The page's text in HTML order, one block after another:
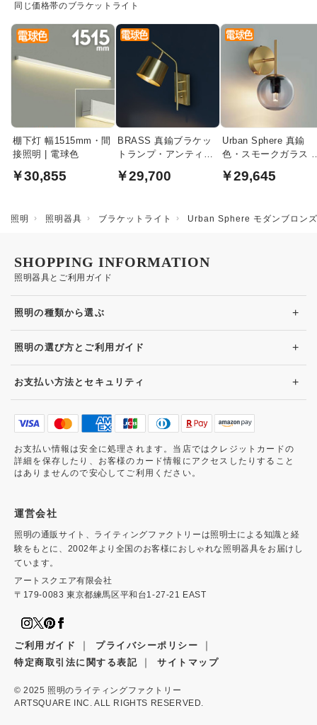
同じ価格帯のブラケットライト
棚下灯 幅1515mm・間
接照明 | 電球色
￥30,855
BRASS 真鍮ブラケッ
トランプ・アンティー
￥29,700
Urban Sphere 真鍮
色・スモークガラス
60W｜上下兼用
￥29,645
照明 照明器具 ブラケットライト Urban Sphere モダンブロン
照明器具とご利用ガイド
SHOPPING INFORMATION
照明の種類から選ぶ +
照明の選び方とご利用ガイド +
お支払い方法とセキュリティ +
お支払い情報は安全に処理されます。当店ではクレジットカードの
詳細を保存したり、お客様のカード情報にアクセスしたりすること
はありませんので安心してご利用ください。
運営会社
照明の通販サイト、ライティングファクトリーは照明士による知識と経
験をもとに、2002年より全国のお客様におしゃれな照明器具をお届けし
ています。
アートスクエア有限会社
〒179-0083 東京都練馬区平和台1-27-21 EAST
ご利用ガイド ｜ プライバシーポリシー ｜
特定商取引法に関する表記 ｜ サイトマップ
© 2025 照明のライティングファクトリー
ARTSQUARE INC. ALL RIGHTS RESERVED.